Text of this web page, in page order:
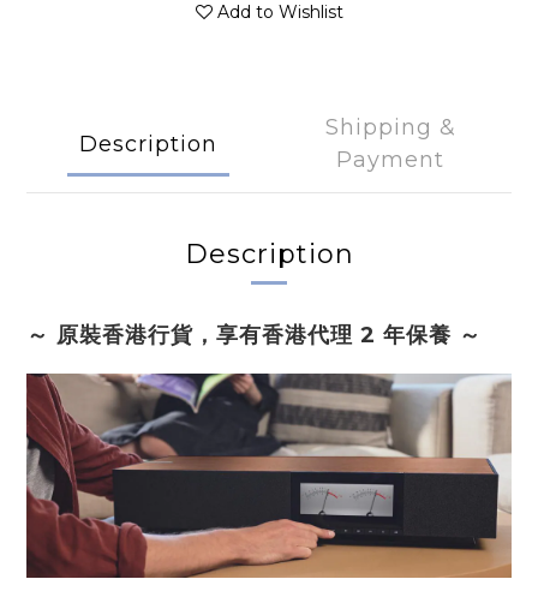
Add to Wishlist
Description
Shipping &
Payment
Description
～ 原裝香港行貨，享有香港代理 2 年保養 ～